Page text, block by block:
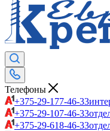
Телефоны
+375-29-177-46-33
+375-29-107-46-33
+375-29-618-46-33